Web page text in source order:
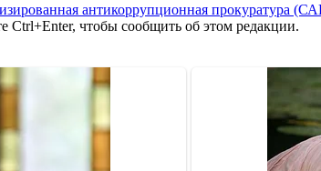
антикоррупционная прокуратура
чтобы сообщить об этом редакции.